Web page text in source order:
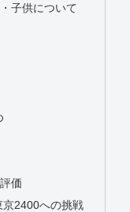
子供について
価
京2400への挑戦